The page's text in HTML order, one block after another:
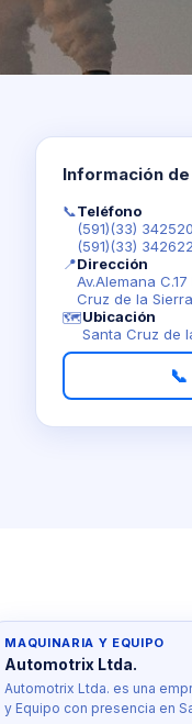
Información
📞Teléfono
(591)(33)
(591)(33)
📍Dirección
Av.Alemana
Cruz de la
🗺️Ubicación
Santa Cruz de
MAQUINARIA Y EQUIPO
Automotrix Ltda.
Automotrix Ltda. es una
y Equipo con presencia en